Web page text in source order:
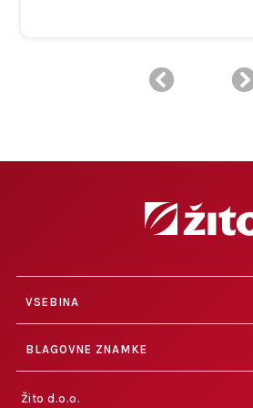
VSEBINA
BLAGOVNE ZNAMKE
Žito d.o.o.